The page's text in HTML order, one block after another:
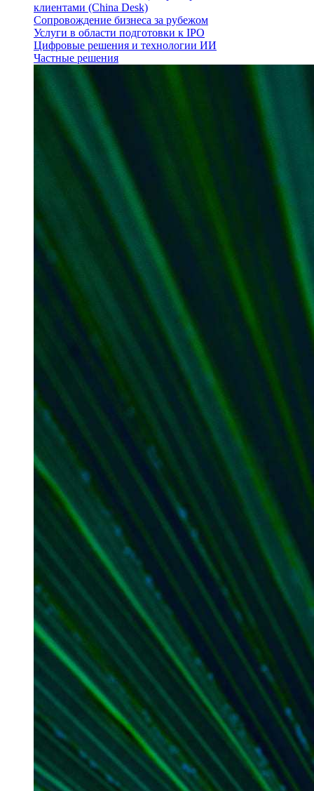
клиентами (China Desk)
Сопровождение бизнеса за рубежом
Услуги в области подготовки к IPO
Цифровые решения и технологии ИИ
Частные решения